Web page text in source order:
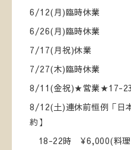
6/12(月)臨時休業
6/26(月)臨時休業
7/17(月祝)休業
7/27(木)臨時休業
8/11(金祝)★営業★17-
8/12(土)連休前恒例「日
約】
18-22時 ¥6,000(料理